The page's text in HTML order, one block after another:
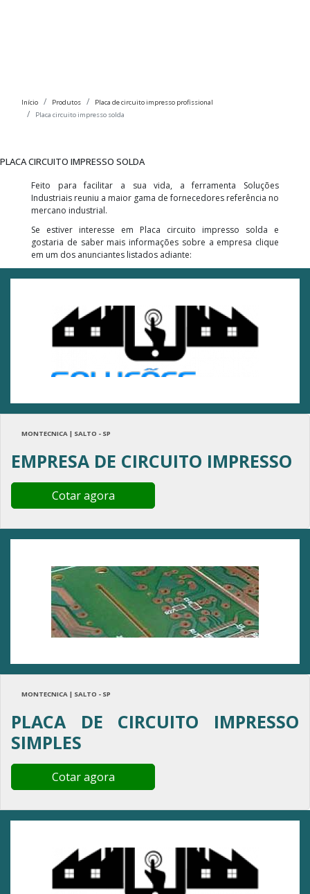
Início Produtos
Placa de circuito impresso profissional
Placa circuito impresso solda
PLACA CIRCUITO IMPRESSO SOLDA
Feito para facilitar a sua vida, a ferramenta Soluções
Industriais reuniu a maior gama de fornecedores referência no
mercano industrial.
Se estiver interesse em Placa circuito impresso solda e
gostaria de saber mais informações sobre a empresa clique
em um dos anunciantes listados adiante:
MONTECNICA | SALTO - SP
EMPRESA DE CIRCUITO IMPRESSO
Cotar agora
MONTECNICA | SALTO - SP
PLACA DE CIRCUITO IMPRESSO
SIMPLES
Cotar agora